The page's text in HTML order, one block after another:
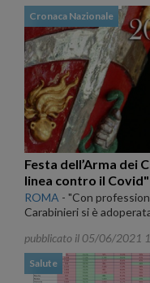
Cronaca Nazionale
Festa dell’Arma dei
linea contro il Covid"
ROMA - "Con
Carabinieri si è
pubblicato il 05/06/2021
Salute